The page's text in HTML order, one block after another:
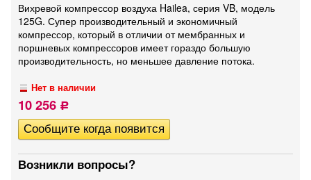
Вихревой компрессор воздуха Hailea, серия VB, модель
125G. Супер производительный и экономичный
компрессор, который в отличии от мембранных и
поршневых компрессоров имеет гораздо большую
производительность, но меньшее давление потока.
Нет в наличии
10 256 Р
Возникли вопросы?